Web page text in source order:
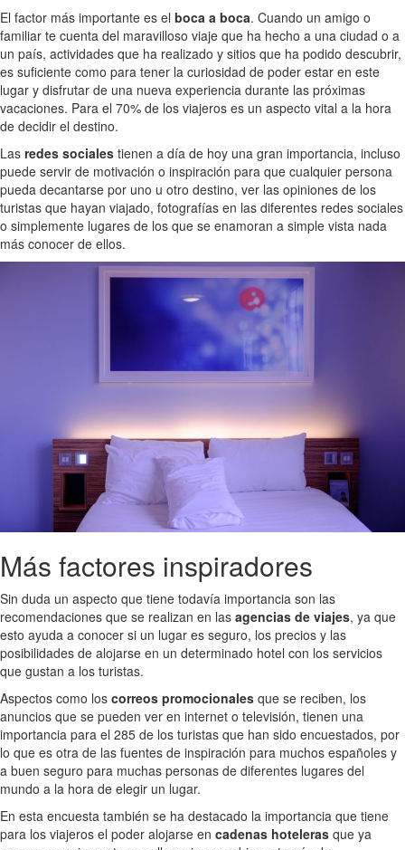
El factor más importante es el boca a boca. Cuando un amigo o
familiar te cuenta del maravilloso viaje que ha hecho a una ciudad o a
un país, actividades que ha realizado y sitios que ha podido descubrir,
es suficiente como para tener la curiosidad de poder estar en este
lugar y disfrutar de una nueva experiencia durante las próximas
vacaciones. Para el 70% de los viajeros es un aspecto vital a la hora
de decidir el destino.
Las redes sociales tienen a día de hoy una gran importancia, incluso
puede servir de motivación o inspiración para que cualquier persona
pueda decantarse por uno u otro destino, ver las opiniones de los
turistas que hayan viajado, fotografías en las diferentes redes sociales
o simplemente lugares de los que se enamoran a simple vista nada
más conocer de ellos.
Más factores inspiradores
Sin duda un aspecto que tiene todavía importancia son las
recomendaciones que se realizan en las agencias de viajes, ya que
esto ayuda a conocer si un lugar es seguro, los precios y las
posibilidades de alojarse en un determinado hotel con los servicios
que gustan a los turistas.
Aspectos como los correos promocionales que se reciben, los
anuncios que se pueden ver en internet o televisión, tienen una
importancia para el 285 de los turistas que han sido encuestados, por
lo que es otra de las fuentes de inspiración para muchos españoles y
a buen seguro para muchas personas de diferentes lugares del
mundo a la hora de elegir un lugar.
En esta encuesta también se ha destacado la importancia que tiene
para los viajeros el poder alojarse en cadenas hoteleras que ya